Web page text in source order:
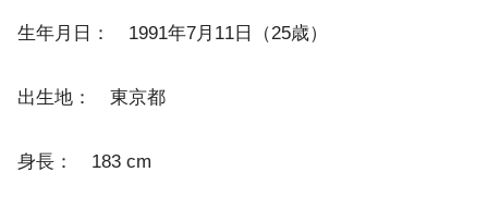
生年月日： 1991年7月11日（25歳）
出生地： 東京都
身長： 183 cm